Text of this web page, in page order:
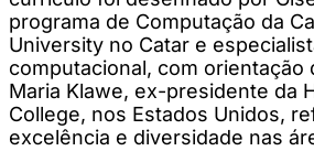
programa de Computação da
University no Catar e
computacional, com orientação
Maria Klawe, ex-presidente da
College, nos Estados Unidos,
excelência e diversidade nas